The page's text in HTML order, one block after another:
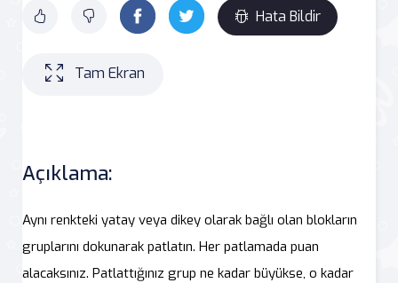
Hata Bildir
Tam Ekran
Açıklama:
Aynı renkteki yatay veya dikey olarak bağlı olan blokların
gruplarını dokunarak patlatın. Her patlamada puan
alacaksınız. Patlattığınız grup ne kadar büyükse, o kadar